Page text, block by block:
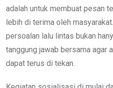
adalah untuk membuat pesan
lebih di terima oleh
persoalan lalu lintas bukan
tanggung jawab bersama agar
dapat terus di tekan.